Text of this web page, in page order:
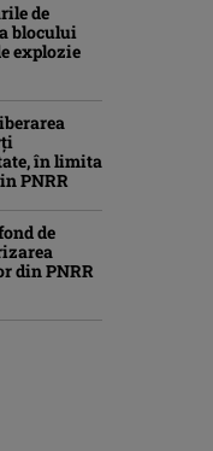
de
blocului
explozie
în limita
PNRR
de
din PNRR